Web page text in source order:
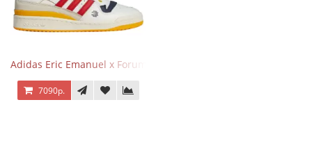
Adidas Eric Emanuel x Forum 84 High Mcdonald’s
7090р.